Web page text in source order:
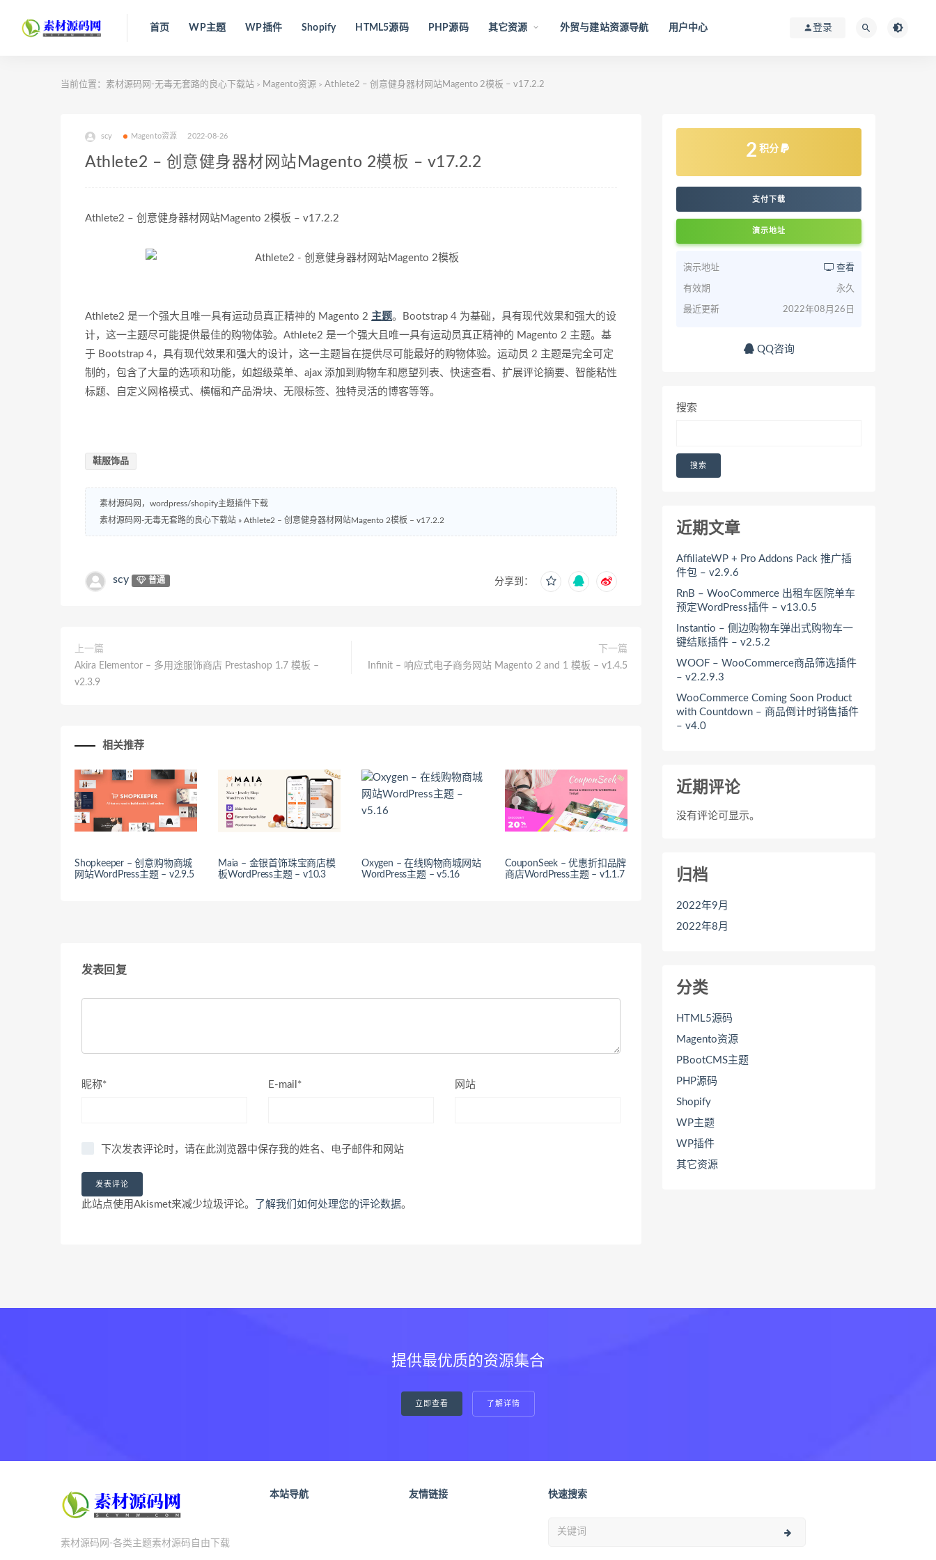
首页 WP主题 WP插件 Shopify HTML5源码 PHP源码 其它资源 外贸与建站资源导航 用户中心 登录
当前位置： 素材源码网-无毒无套路的良心下载站 > Magento资源 > Athlete2 – 创意健身器材网站Magento 2模板 – v17.2.2
scy Magento资源 2022-08-26
Athlete2 – 创意健身器材网站Magento 2模板 – v17.2.2
Athlete2 – 创意健身器材网站Magento 2模板 – v17.2.2
Athlete2 是一个强大且唯一具有运动员真正精神的 Magento 2 主题。Bootstrap 4 为基础，具有现代效果和强大的设
计，这一主题尽可能提供最佳的购物体验。Athlete2 是一个强大且唯一具有运动员真正精神的 Magento 2 主题。基
于 Bootstrap 4，具有现代效果和强大的设计，这一主题旨在提供尽可能最好的购物体验。运动员 2 主题是完全可定
制的，包含了大量的选项和功能，如超级菜单、ajax 添加到购物车和愿望列表、快速查看、扩展评论摘要、智能粘性
标题、自定义网格模式、横幅和产品滑块、无限标签、独特灵活的博客等等。
鞋服饰品
素材源码网，wordpress/shopify主题插件下载
素材源码网-无毒无套路的良心下载站 » Athlete2 – 创意健身器材网站Magento 2模板 – v17.2.2
scy 普通 分享到：
上一篇
Akira Elementor – 多用途服饰商店 Prestashop 1.7 模板 –
v2.3.9
下一篇
Infinit – 响应式电子商务网站 Magento 2 and 1 模板 – v1.4.5
相关推荐
Shopkeeper – 创意购物商城
网站WordPress主题 – v2.9.5
Maia – 金银首饰珠宝商店模
板WordPress主题 – v10.3
Oxygen – 在线购物商城网站
WordPress主题 – v5.16
CouponSeek – 优惠折扣品牌
商店WordPress主题 – v1.1.7
发表回复
昵称* E-mail* 网站
下次发表评论时，请在此浏览器中保存我的姓名、电子邮件和网站
此站点使用Akismet来减少垃圾评论。 了解我们如何处理您的评论数据。
2 积分
支付下载
演示地址
演示地址 查看
有效期 永久
最近更新 2022年08月26日
QQ咨询
搜索
搜索
近期文章
AffiliateWP + Pro Addons Pack 推广插
件包 – v2.9.6
RnB – WooCommerce 出租车医院单车
预定WordPress插件 – v13.0.5
Instantio – 侧边购物车弹出式购物车一
键结账插件 – v2.5.2
WOOF – WooCommerce商品筛选插件
– v2.2.9.3
WooCommerce Coming Soon Product
with Countdown – 商品倒计时销售插件
– v4.0
近期评论
没有评论可显示。
归档
2022年9月
2022年8月
分类
HTML5源码
Magento资源
PBootCMS主题
PHP源码
Shopify
WP主题
WP插件
其它资源
提供最优质的资源集合
立即查看 了解详情
素材源码网-各类主题素材源码自由下载
本站导航 友情链接 快速搜索